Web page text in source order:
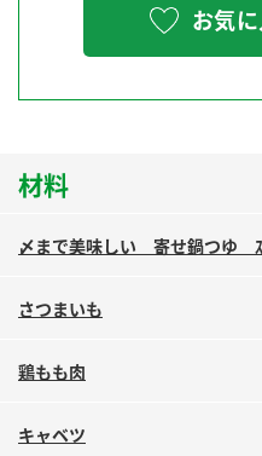
納豆
お酢を知ろう！
ぽん酢サワー
ミツカンのCM
ロングセラー商品 ＋ おすす
MIM（ミツカ
よくあるご質問
地図から取り扱い店舗を探す
お気
材料
〆まで美味しい 寄せ鍋つゆ ｽ
さつまいも
鶏もも肉
キャベツ